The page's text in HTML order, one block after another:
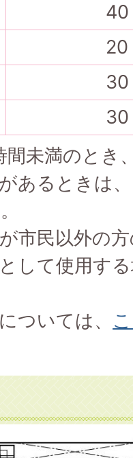
40
20
30
30
間未満のとき
あるときは
市民以外の
して使用す
ついては、